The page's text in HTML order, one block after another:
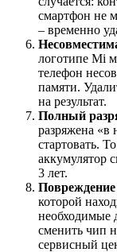
смартфон не
– временно
логотипе Mi
телефон
памяти.
на результат.
Полный
разряжена «в
стартовать.
аккумулятор
3 лет.
которой
необходимые
сменить чип
сервисный